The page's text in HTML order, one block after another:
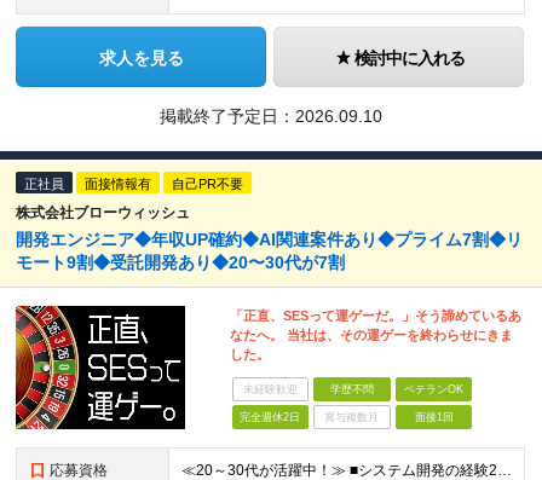
求人を見る 検討中に入れる
掲載終了予定日： 2026.09.10
正社員 面接情報有 自己PR不要
株式会社ブローウィッシュ
開発エンジニア◆年収UP確約◆AI関連案件あり◆プライム7割◆リ
モート9割◆受託開発あり◆20〜30代が7割
「正直、SESって運ゲーだ。」そう諦めているあ
なたへ。 当社は、その運ゲーを終わらせにきま
した。
未経験歓迎 学歴不問 ベテランOK
完全週休2日 賞与複数月 面接1回
応募資格 ≪20～30代が活躍中！≫ ■システム開発の経験2年以上(言語・上流経験不問) ■学歴不問 ≪こんな方はぜひご応募ください≫ ◎上流工程にチャレンジしたい方 ◎Web案件に挑戦したい方 ◎最先端案件